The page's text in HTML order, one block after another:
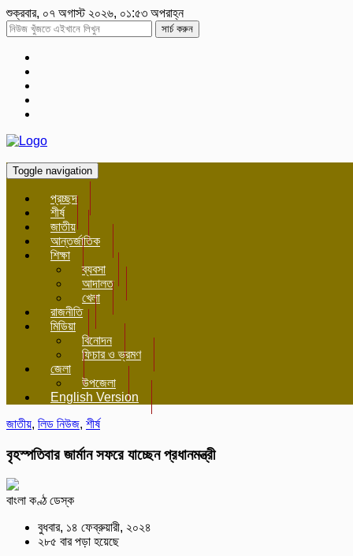
শুক্রবার, ০৭ অগাস্ট ২০২৬, ০১:৫৩ অপরাহ্ন
সার্চ করুন
Toggle navigation
প্রচ্ছদ
শীর্ষ
জাতীয়
আন্তর্জাতিক
শিক্ষা
ব্যবসা
আদালত
খেলা
রাজনীতি
মিডিয়া
বিনোদন
ফিচার ও ভ্রমণ
জেলা
উপজেলা
English Version
জাতীয়, লিড নিউজ, শীর্ষ
বৃহস্প‌তিবার জার্মা‌ন সফরে যাচ্ছেন প্রধানমন্ত্রী
বাংলা কণ্ঠ ডেস্ক
বুধবার, ১৪ ফেব্রুয়ারী, ২০২৪
২৮৫ বার পড়া হয়েছে